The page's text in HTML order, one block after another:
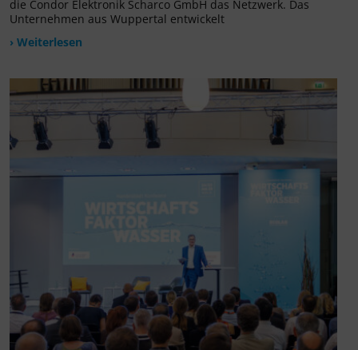
die Condor Elektronik Scharco GmbH das Netzwerk. Das
Unternehmen aus Wuppertal entwickelt
› Weiterlesen